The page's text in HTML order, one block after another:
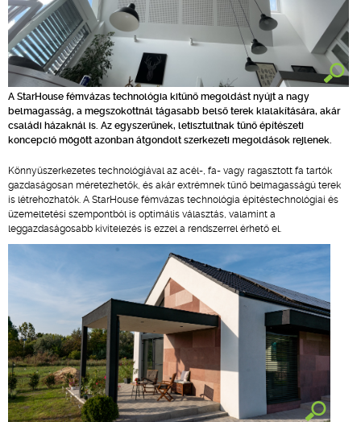
A StarHouse fémvázas technológia kitűnő megoldást nyújt a nagy
belmagasság, a megszokottnál tágasabb belső terek kialakítására, akár
családi házaknál is. Az egyszerűnek, letisztultnak tűnő építészeti
koncepció mögött azonban átgondolt szerkezeti megoldások rejlenek.
Könnyűszerkezetes technológiával az acél-, fa- vagy ragasztott fa tartók
gazdaságosan méretezhetők, és akár extrémnek tűnő belmagasságú terek
is létrehozhatók. A StarHouse fémvázas technológia építéstechnológiai és
üzemeltetési szempontból is optimális választás, valamint a
leggazdaságosabb kivitelezés is ezzel a rendszerrel érhető el.